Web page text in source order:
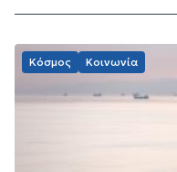
Κόσμος Κοινωνία